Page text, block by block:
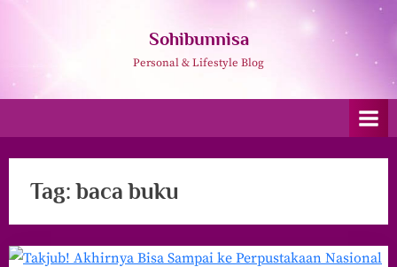
Sohibunnisa
Personal & Lifestyle Blog
Tag:baca buku